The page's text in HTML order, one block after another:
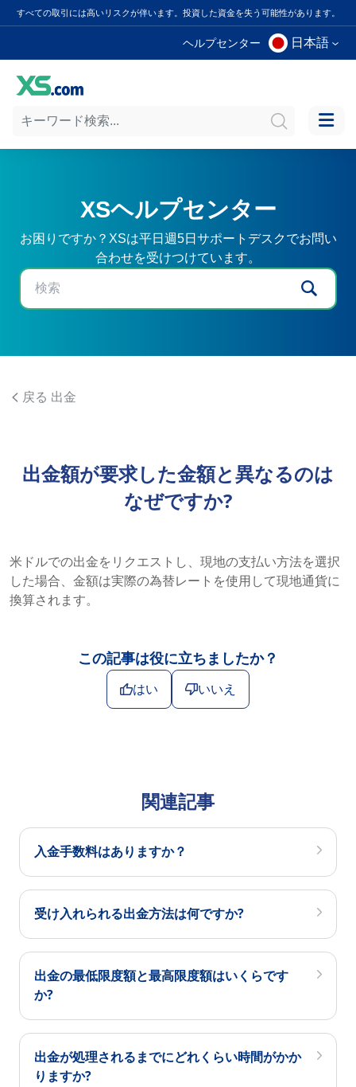
すべての取引には高いリスクが伴います。投資した資金を失う可能性があります。
ヘルプセンター 日本語
XSヘルプセンター
お困りですか？XSは平日週5日サポートデスクでお問い
合わせを受けつけています。
戻る 出金
出金額が要求した金額と異なるのは
なぜですか?
米ドルでの出金をリクエストし、現地の支払い方法を選択
した場合、金額は実際の為替レートを使用して現地通貨に
換算されます。
この記事は役に立ちましたか？
はい いいえ
関連記事
入金手数料はありますか？
受け入れられる出金方法は何ですか?
出金の最低限度額と最高限度額はいくらです
か?
出金が処理されるまでにどれくらい時間がかか
りますか?